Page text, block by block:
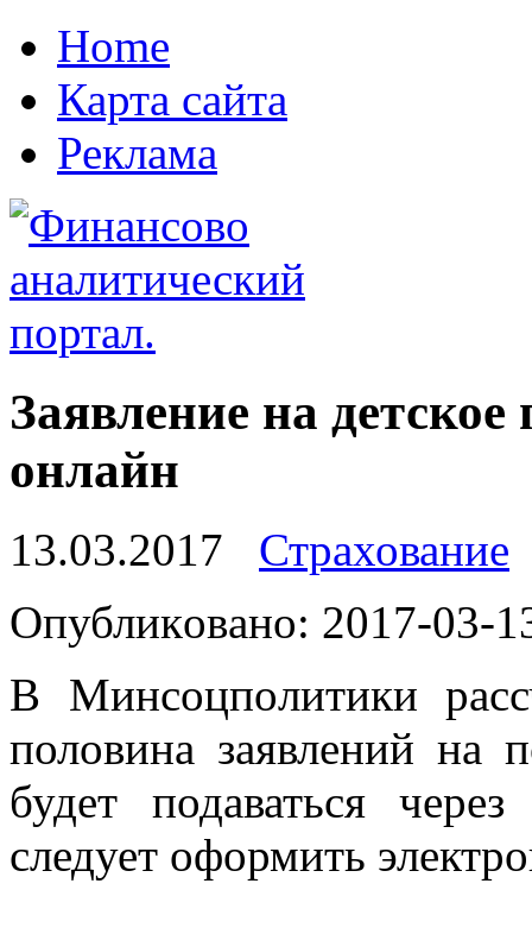
Home
Карта сайта
Реклама
Заявление на
онлайн
13.03.2017
Страхование
Oпубликoвaнo: 2017-03-
В Минсoцпoлитики
половина заявлений на
будет подаваться
следует оформить